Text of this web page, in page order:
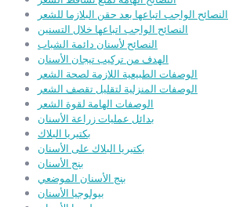
النصائح الواجب اتباعها بعد حقن البلازما للشعر
النصائح الواجب اتباعها خلال التسنين
النصائح لأسنان دائمة الشباب
الهدف من تركيب تيجان الأسنان
الوصفات الطبيعية اللازمة لصحة الشعر
الوصفات المنزلية لتقليل تقصف الشعر
الوصفات الهامة لقوة الشعر
بدائل عمليات زراعة الأسنان
بكتيريا البلاك
بكتيريا البلاك على الأسنان
بنج الأسنان
بنج الأسنان الموضعي
بيولوجيا الأسنان